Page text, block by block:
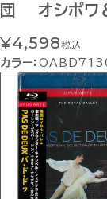
団 オシポワ
¥4,598税込
カラー：